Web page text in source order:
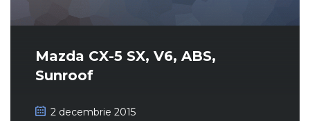
Mazda CX-5 SX, V6, ABS,
Sunroof
2 decembrie 2015